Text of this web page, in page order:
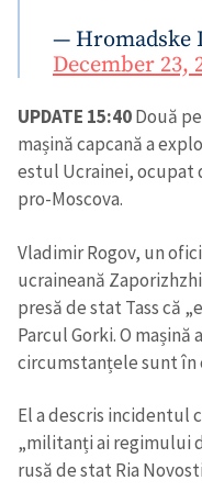
— Hromadske
December 23,
UPDATE 15:40Două
mașină capcană a
estul Ucrainei, ocupat
pro-Moscova.
Vladimir Rogov, un
ucraineană
presă de stat Tass că
Parcul Gorki. O
circumstanțele sunt în
El a descris incidentul
„militanți ai regimului
rusă de stat Ria